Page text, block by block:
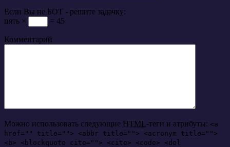
Если Вы не БОТ - решите задачку:
пять ×
= 45
Комментарий
Можно использовать следующие HTML-теги и атрибуты: <a
href="" title=""> <abbr title=""> <acronym title="">
<b> <blockquote cite=""> <cite> <code> <del